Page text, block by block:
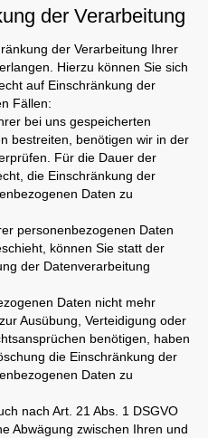
der Verarbeitung
der Verarbeitung Ihrer
Hierzu können Sie sich
auf Einschränkung der
Fällen:
bei uns gespeicherten
bestreiten, benötigen wir in der
Für die Dauer der
die Einschränkung der
Daten zu
personenbezogenen Daten
können Sie statt der
der Datenverarbeitung
Daten nicht mehr
Ausübung, Verteidigung oder
benötigen, haben
die Einschränkung der
Daten zu
nach Art. 21 Abs. 1 DSGVO
Abwägung zwischen Ihren und